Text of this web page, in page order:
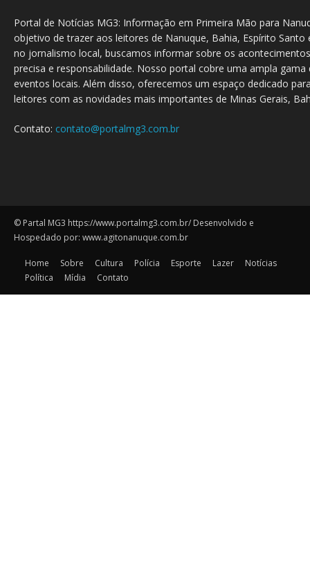
Portal de Notícias MG3: Informação em Primeira Mão para
objetivo de trazer aos leitores de Nanuque, Bahia, Espírito
no jornalismo local, buscamos informar sobre os
precisa e responsabilidade. Nosso portal cobre uma ampla
eventos locais. Além disso, oferecemos um espaço dedicado
leitores com as novidades mais importantes de Minas Gerais,
Contato: contato@portalmg3.com.br
© Partal MG3 https://www.portalmg3.com.br/ Desenvolvido e
Hospedado por: www.agitonanuque.com.br
Home Sobre Cultura Polícia Esporte Lazer
Notícias
Política
Mídia Contato